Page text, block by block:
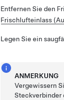
Entfernen Sie den
Frischlufteinlass
Legen Sie ein
ANMERKUNG
Vergewissern
Steckverbinder